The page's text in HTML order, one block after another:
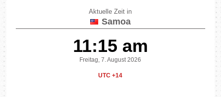
Aktuelle Zeit in
Samoa
11:15 am
Freitag, 7. August 2026
UTC +14